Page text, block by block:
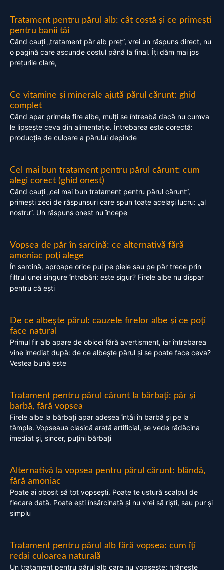
Tratament pentru părul alb: cât costă și ce primești
pentru banii tăi
Când cauți „tratament păr alb preț”, vrei un răspuns direct, nu
o pagină care ascunde costul până la final. Îți dăm mai jos
prețurile clare,
Ce vitamine și minerale ajută părul cărunt: ghid
complet
Când apar primele fire albe, mulți se întreabă dacă nu cumva
le lipsește ceva din alimentație. Întrebarea este corectă:
producția de culoare a părului depinde
Cel mai bun tratament pentru părul cărunt: cum
alegi corect (ghid onest)
Când cauți „cel mai bun tratament pentru părul cărunt”,
primești zeci de răspunsuri care spun toate același lucru: „al
nostru”. Un răspuns onest nu începe
Vopsea de păr în sarcină: ce alternativă fără
amoniac poți alege
În sarcină, aproape orice pui pe piele sau pe păr trece prin
filtrul unei singure întrebări: este sigur? Firele albe nu dispar
pentru că ești
De ce albește părul: cauzele firelor albe și ce poți
face natural
Primul fir alb apare de obicei fără avertisment, iar întrebarea
vine imediat după: de ce albește părul și se poate face ceva?
Vestea bună este
Tratament pentru părul cărunt la bărbați: păr și
barbă, fără vopsea
Firele albe la bărbați apar adesea întâi în barbă și pe la
tâmple. Vopseaua clasică arată artificial, se vede rădăcina
imediat și, sincer, puțini bărbați
Alternativă la vopsea pentru părul cărunt: blândă,
fără amoniac
Poate ai obosit să tot vopsești. Poate te ustură scalpul de
fiecare dată. Poate ești însărcinată și nu vrei să riști, sau pur și
simplu
Tratament pentru părul alb fără vopsea: cum îți
redai culoarea naturală
Un tratament pentru părul alb care nu vopsește: hrănește